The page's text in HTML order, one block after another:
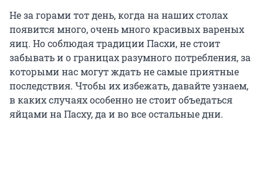
Не за горами тот день, когда на наших столах
появится много, очень много красивых вареных
яиц. Но соблюдая традиции Пасхи, не стоит
забывать и о границах разумного потребления, за
которыми нас могут ждать не самые приятные
последствия. Чтобы их избежать, давайте узнаем,
в каких случаях особенно не стоит объедаться
яйцами на Пасху, да и во все остальные дни.